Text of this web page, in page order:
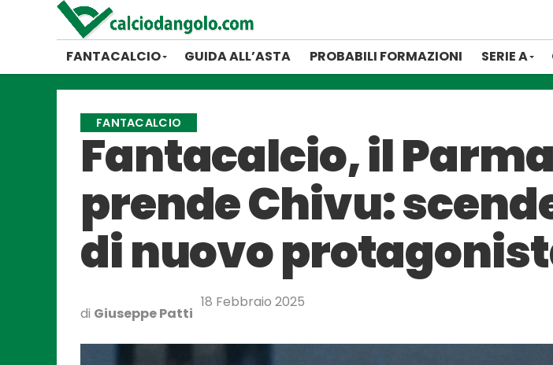
FANTACALCIO GUIDA ALL’ASTA PROBABILI FORMAZIONI SERIE A
FANTACALCIO
Fantacalcio, il
prende Chivu:
di nuovo
di Giuseppe Patti
18 Febbraio 2025